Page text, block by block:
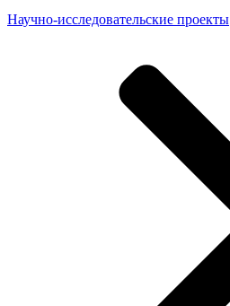
Научно-исследовательские проекты